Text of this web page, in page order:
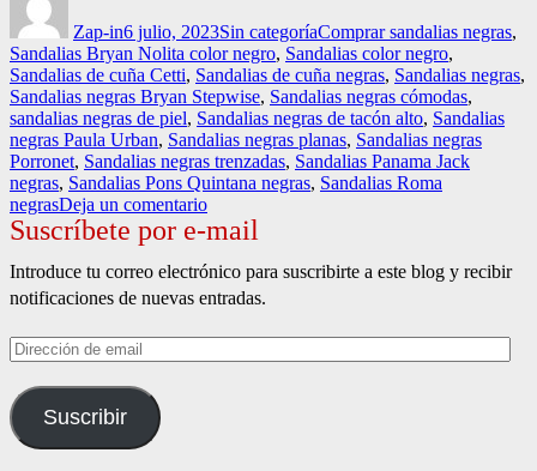
Zap-in6 julio, 2023Sin categoríaComprar sandalias negras,
Sandalias Bryan Nolita color negro, Sandalias color negro,
Sandalias de cuña Cetti, Sandalias de cuña negras, Sandalias negras,
Sandalias negras Bryan Stepwise, Sandalias negras cómodas,
sandalias negras de piel, Sandalias negras de tacón alto, Sandalias
negras Paula Urban, Sandalias negras planas, Sandalias negras
Porronet, Sandalias negras trenzadas, Sandalias Panama Jack
negras, Sandalias Pons Quintana negras, Sandalias Roma
negrasDeja un comentarioen
Sandalias
negras.
Suscríbete por e-mail
Introduce tu correo electrónico para suscribirte a este blog y recibir
notificaciones de nuevas entradas.
Dirección
email
Suscribir